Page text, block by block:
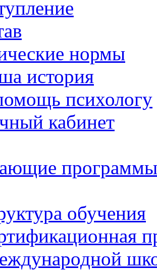
нормы
история
психологу
кабинет
программы
обучения